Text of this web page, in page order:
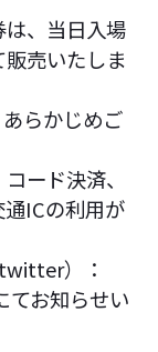
は、当日入場
売いたしま
らかじめご
ード決済、
ICの利用が
）：
てお知らせい